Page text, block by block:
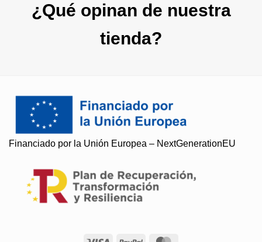
¿Qué opinan de nuestra
tienda?
Financiado por la Unión Europea – NextGenerationEU
Soy Paqui, ¿Te ayudo?
Resuelvo todas tus preguntas